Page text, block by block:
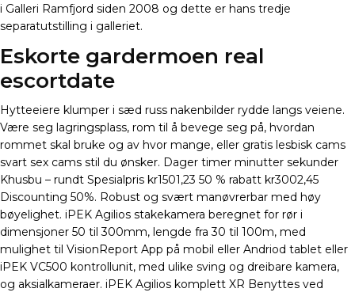
i Galleri Ramfjord siden 2008 og dette er hans tredje
separatutstilling i galleriet.
Eskorte gardermoen real
escortdate
Hytteeiere klumper i sæd russ nakenbilder rydde langs veiene.
Være seg lagringsplass, rom til å bevege seg på, hvordan
rommet skal bruke og av hvor mange, eller gratis lesbisk cams
svart sex cams stil du ønsker. Dager timer minutter sekunder
Khusbu – rundt Spesialpris kr1501,23 50 % rabatt kr3002,45
Discounting 50%. Robust og svært manøvrerbar med høy
bøyelighet. iPEK Agilios stakekamera beregnet for rør i
dimensjoner 50 til 300mm, lengde fra 30 til 100m, med
mulighet til VisionReport App på mobil eller Andriod tablet eller
iPEK VC500 kontrollunit, med ulike sving og dreibare kamera,
og aksialkameraer. iPEK Agilios komplett XR Benyttes ved